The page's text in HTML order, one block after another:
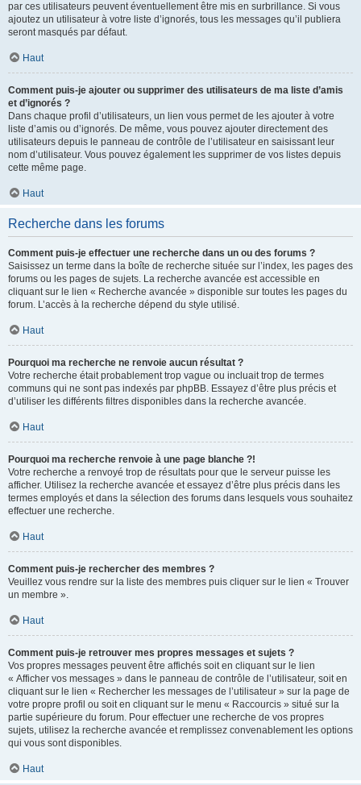
par ces utilisateurs peuvent éventuellement être mis en surbrillance. Si vous
ajoutez un utilisateur à votre liste d’ignorés, tous les messages qu’il publiera
seront masqués par défaut.
Haut
Comment puis-je ajouter ou supprimer des utilisateurs de ma liste d’amis
et d’ignorés ?
Dans chaque profil d’utilisateurs, un lien vous permet de les ajouter à votre
liste d’amis ou d’ignorés. De même, vous pouvez ajouter directement des
utilisateurs depuis le panneau de contrôle de l’utilisateur en saisissant leur
nom d’utilisateur. Vous pouvez également les supprimer de vos listes depuis
cette même page.
Haut
Recherche dans les forums
Comment puis-je effectuer une recherche dans un ou des forums ?
Saisissez un terme dans la boîte de recherche située sur l’index, les pages des
forums ou les pages de sujets. La recherche avancée est accessible en
cliquant sur le lien « Recherche avancée » disponible sur toutes les pages du
forum. L’accès à la recherche dépend du style utilisé.
Haut
Pourquoi ma recherche ne renvoie aucun résultat ?
Votre recherche était probablement trop vague ou incluait trop de termes
communs qui ne sont pas indexés par phpBB. Essayez d’être plus précis et
d’utiliser les différents filtres disponibles dans la recherche avancée.
Haut
Pourquoi ma recherche renvoie à une page blanche ?!
Votre recherche a renvoyé trop de résultats pour que le serveur puisse les
afficher. Utilisez la recherche avancée et essayez d’être plus précis dans les
termes employés et dans la sélection des forums dans lesquels vous souhaitez
effectuer une recherche.
Haut
Comment puis-je rechercher des membres ?
Veuillez vous rendre sur la liste des membres puis cliquer sur le lien « Trouver
un membre ».
Haut
Comment puis-je retrouver mes propres messages et sujets ?
Vos propres messages peuvent être affichés soit en cliquant sur le lien
« Afficher vos messages » dans le panneau de contrôle de l’utilisateur, soit en
cliquant sur le lien « Rechercher les messages de l’utilisateur » sur la page de
votre propre profil ou soit en cliquant sur le menu « Raccourcis » situé sur la
partie supérieure du forum. Pour effectuer une recherche de vos propres
sujets, utilisez la recherche avancée et remplissez convenablement les options
qui vous sont disponibles.
Haut